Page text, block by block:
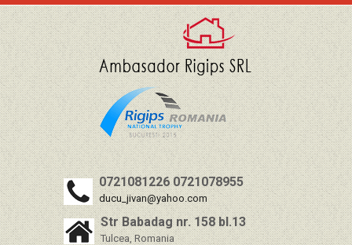
0721081226 0721078955
ducu_jivan@yahoo.com
Str Babadag nr. 158 bl.13
Tulcea, Romania